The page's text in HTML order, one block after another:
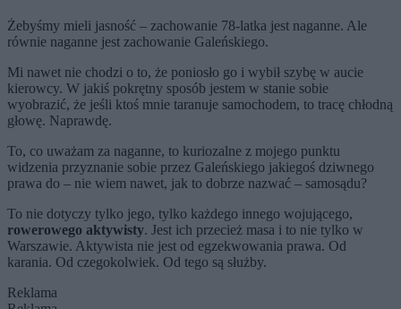
Żebyśmy mieli jasność – zachowanie 78-latka jest naganne. Ale
równie naganne jest zachowanie Galeńskiego.
Mi nawet nie chodzi o to, że poniosło go i wybił szybę w aucie
kierowcy. W jakiś pokrętny sposób jestem w stanie sobie
wyobrazić, że jeśli ktoś mnie taranuje samochodem, to tracę chłodną
głowę. Naprawdę.
To, co uważam za naganne, to kuriozalne z mojego punktu
widzenia przyznanie sobie przez Galeńskiego jakiegoś dziwnego
prawa do – nie wiem nawet, jak to dobrze nazwać – samosądu?
To nie dotyczy tylko jego, tylko każdego innego wojującego,
rowerowego aktywisty. Jest ich przecież masa i to nie tylko w
Warszawie. Aktywista nie jest od egzekwowania prawa. Od
karania. Od czegokolwiek. Od tego są służby.
Reklama